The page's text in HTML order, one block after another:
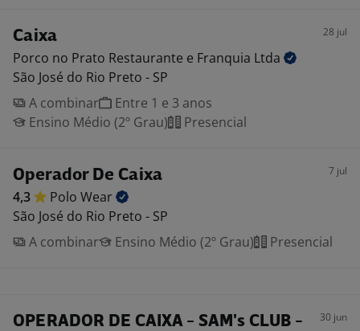
Caixa 28 jul
Porco no Prato Restaurante e Franquia Ltda
São José do Rio Preto - SP
A combinar
Entre 1 e 3 anos
Ensino Médio (2º Grau)
Presencial
Operador De Caixa 7 jul
4,3 Polo Wear
São José do Rio Preto - SP
A combinar
Ensino Médio (2º Grau) Presencial
OPERADOR DE CAIXA - SAM's CLUB -
30 jun